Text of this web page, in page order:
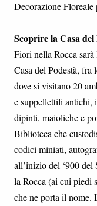
Decorazione
Scoprire la Casa del
Fiori nella Rocca sarà
Casa del Podestà, fra
dove si visitano 20
e suppellettili antichi,
dipinti, maioliche e
Biblioteca che
codici miniati,
all’inizio del ‘900
la Rocca (ai cui piedi
che ne porta il nome.